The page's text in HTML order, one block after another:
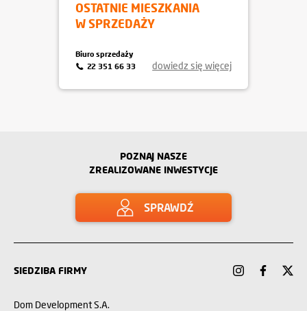
OSTATNIE MIESZKANIA
W SPRZEDAŻY
dowiedz się więcej
Biuro sprzedaży
22 351 66 33
POZNAJ NASZE
ZREALIZOWANE INWESTYCJE
SPRAWDŹ
SIEDZIBA FIRMY
Dom Development S.A.